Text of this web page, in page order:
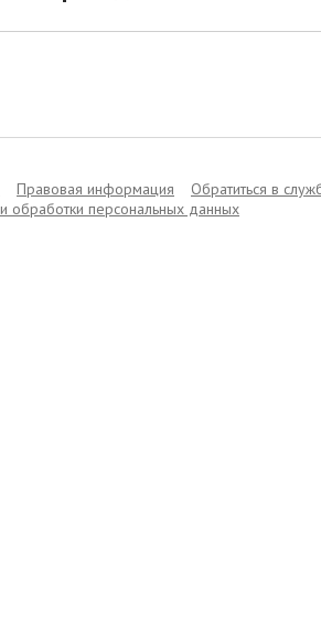
Правовая информация
Обратиться в
обработки персональных данных